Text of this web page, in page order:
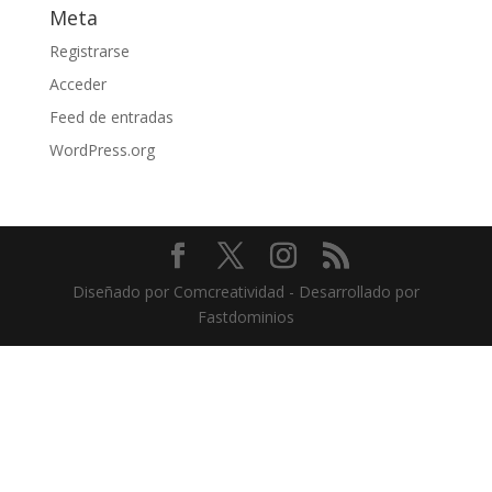
Meta
Registrarse
Acceder
Feed de entradas
WordPress.org
Diseñado por Comcreatividad - Desarrollado por
Fastdominios